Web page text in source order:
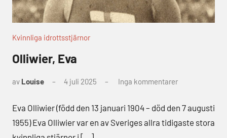
Kvinnliga idrottsstjärnor
Olliwier, Eva
av Louise 4 juli 2025 Inga kommentarer
Eva Olliwier (född den 13 januari 1904 – död den 7 augusti
1955) Eva Olliwier var en av Sveriges allra tidigaste stora